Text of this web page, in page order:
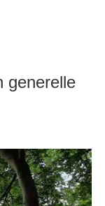
generelle